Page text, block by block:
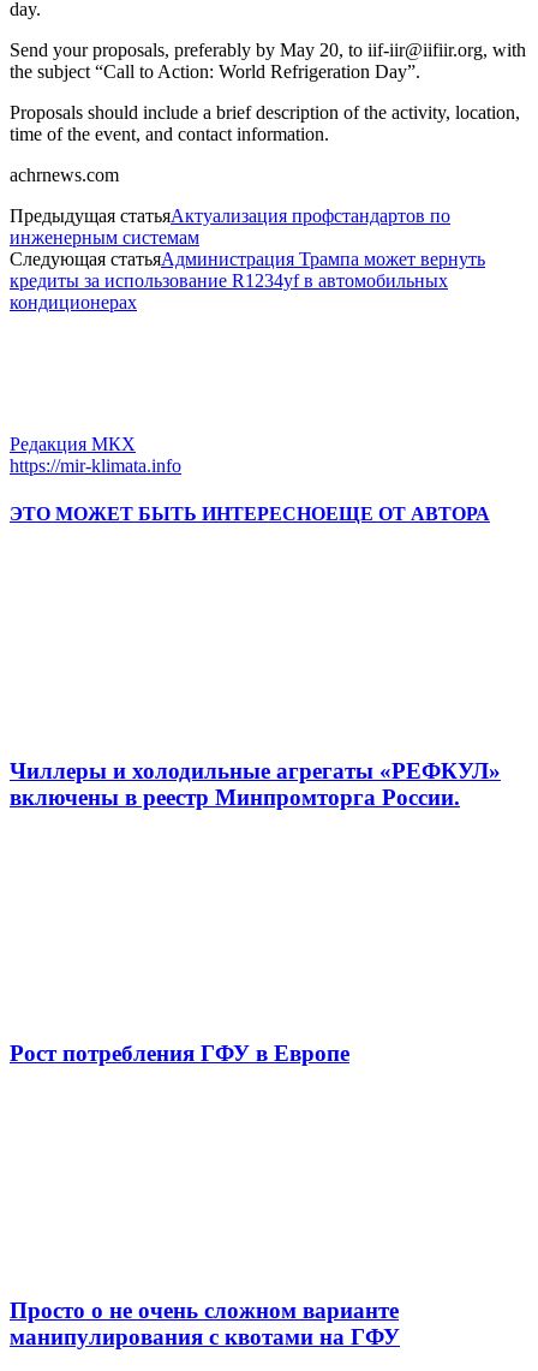
day.
Send your proposals, preferably by May 20, to iif-iir@iifiir.org, with
the subject “Call to Action: World Refrigeration Day”.
Proposals should include a brief description of the activity, location,
time of the event, and contact information.
achrnews.com
Предыдущая статьяАктуализация профстандартов по
инженерным системам
Следующая статьяАдминистрация Трампа может вернуть
кредиты за использование R1234yf в автомобильных
кондиционерах
Редакция МКХ
https://mir-klimata.info
ЭТО МОЖЕТ БЫТЬ ИНТЕРЕСНОЕЩЕ ОТ АВТОРА
Чиллеры и холодильные агрегаты «РЕФКУЛ»
включены в реестр Минпромторга России.
Рост потребления ГФУ в Европе
Просто о не очень сложном варианте
манипулирования с квотами на ГФУ